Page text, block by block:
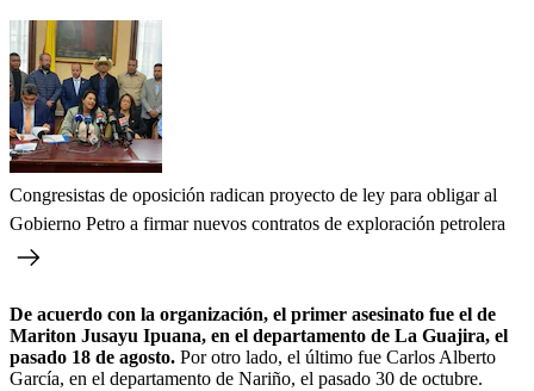
Congresistas de oposición radican proyecto de ley para obligar al
Gobierno Petro a firmar nuevos contratos de exploración petrolera
De acuerdo con la organización, el primer asesinato fue el de
Mariton Jusayu Ipuana, en el departamento de La Guajira, el
pasado 18 de agosto. Por otro lado, el último fue Carlos Alberto
García, en el departamento de Nariño, el pasado 30 de octubre.